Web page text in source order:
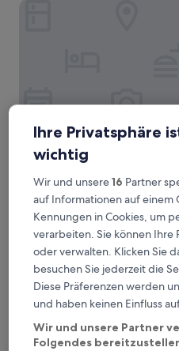
Romantik Hotel
Romantik Hotel
4.0-
Sterne-
Unterkunft
Altstadt Konstanz, 0,4 km
9.2
von
Wunderbar,
(9
Bewertungen)
9,2/10 Wunderbar (9
Gästehaus Centro
Ihre Privatsphäre
wichtig
Wir und unsere16 Partner
auf Informationen auf einem
Kennungen in Cookies, um
verarbeiten. Sie können Ihre
oder verwalten. Klicken Sie
besuchen Sie jederzeit die
Diese Präferenzen werden
und haben keinen Einfluss
Wir und unsere Partner
Folgendes